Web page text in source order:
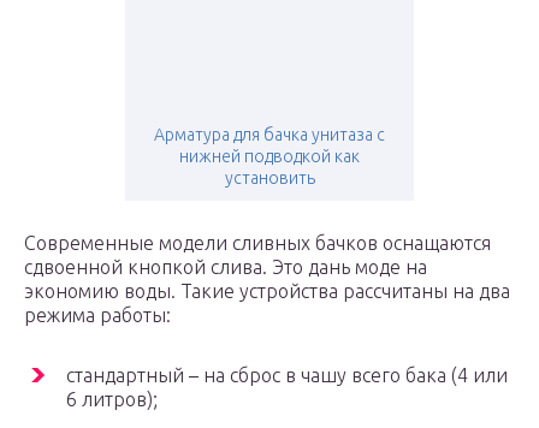
Арматура для бачка унитаза с
нижней подводкой как
установить
Современные модели сливных бачков оснащаются
сдвоенной кнопкой слива. Это дань моде на
экономию воды. Такие устройства рассчитаны на два
режима работы:
стандартный – на сброс в чашу всего бака (4 или
6 литров);